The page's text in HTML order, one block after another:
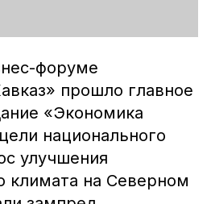
форуме
прошло главное
«Экономика
национального
улучшения
климата на Северном